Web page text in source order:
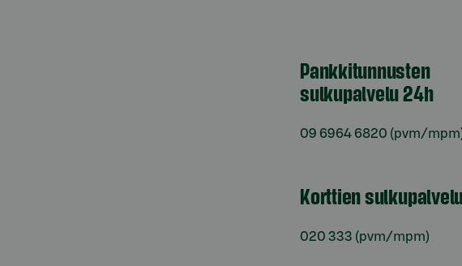
Pankkitunnusten
sulkupalvelu 24h
09 6964 6820 (pvm/
Korttien
020 333 (pvm/mpm)